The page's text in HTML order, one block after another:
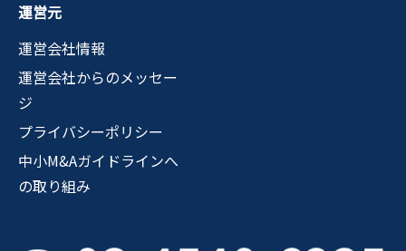
運営元
運営会社情報
運営会社からのメッセー
ジ
プライバシーポリシー
中小M&Aガイドラインへ
の取り組み